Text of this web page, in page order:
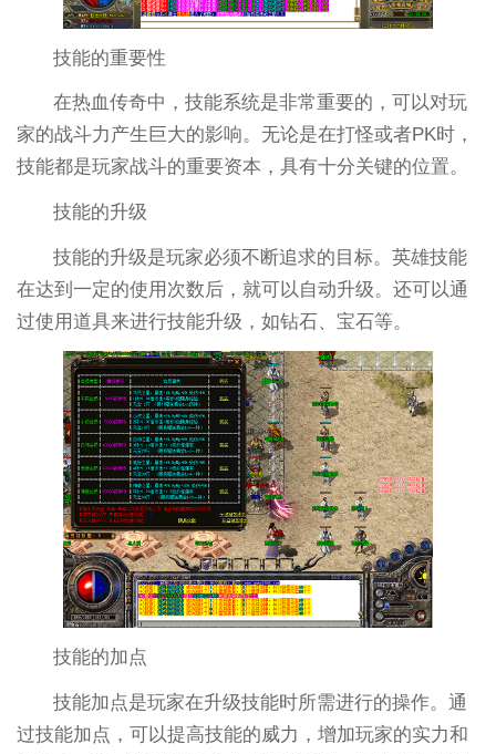
技能的重要性
在热血传奇中，技能系统是非常重要的，可以对玩
家的战斗力产生巨大的影响。无论是在打怪或者PK时，
技能都是玩家战斗的重要资本，具有十分关键的位置。
技能的升级
技能的升级是玩家必须不断追求的目标。英雄技能
在达到一定的使用次数后，就可以自动升级。还可以通
过使用道具来进行技能升级，如钻石、宝石等。
技能的加点
技能加点是玩家在升级技能时所需进行的操作。通
过技能加点，可以提高技能的威力，增加玩家的实力和